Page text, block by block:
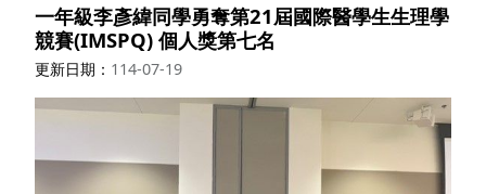
一年級李彥緯同學勇奪第21屆國際醫學生生理學
競賽(IMSPQ) 個人獎第七名
更新日期 114-07-19